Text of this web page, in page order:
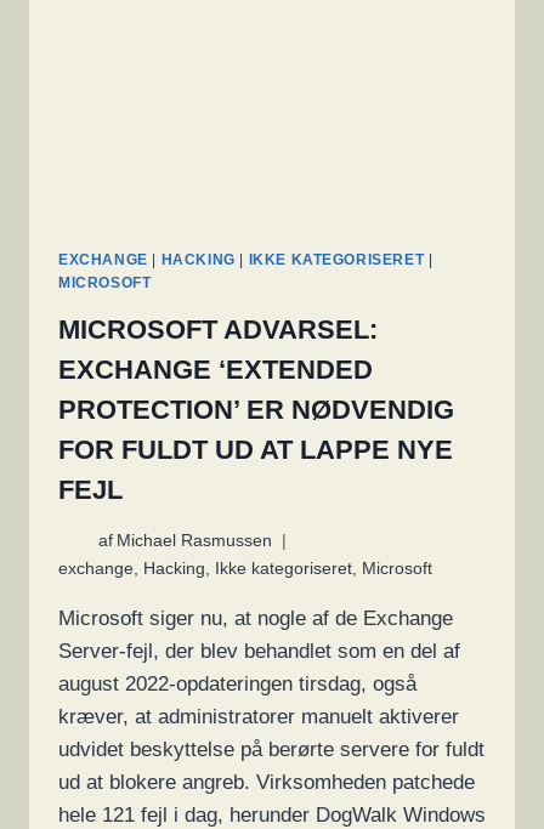
EXCHANGE | HACKING | IKKE KATEGORISERET|
MICROSOFT
MICROSOFT ADVARSEL:
EXCHANGE ‘EXTENDED
PROTECTION’ ER NØDVENDIG
FOR FULDT UD AT LAPPE NYE
FEJL
af Michael Rasmussen
exchange, Hacking, Ikke kategoriseret, Microsoft
Microsoft siger nu, at nogle af de Exchange
Server-fejl, der blev behandlet som en del af
august 2022-opdateringen tirsdag, også
kræver, at administratorer manuelt aktiverer
udvidet beskyttelse på berørte servere for fuldt
ud at blokere angreb. Virksomheden patchede
hele 121 fejl i dag, herunder DogWalk Windows